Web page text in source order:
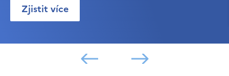
Zjistit více